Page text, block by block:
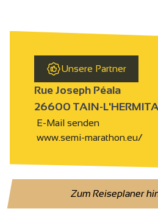
Unsere Partner
Rue Joseph Péala
26600 TAIN-
E-Mail senden
www.semi-marathon.eu/
Zum Reiseplaner